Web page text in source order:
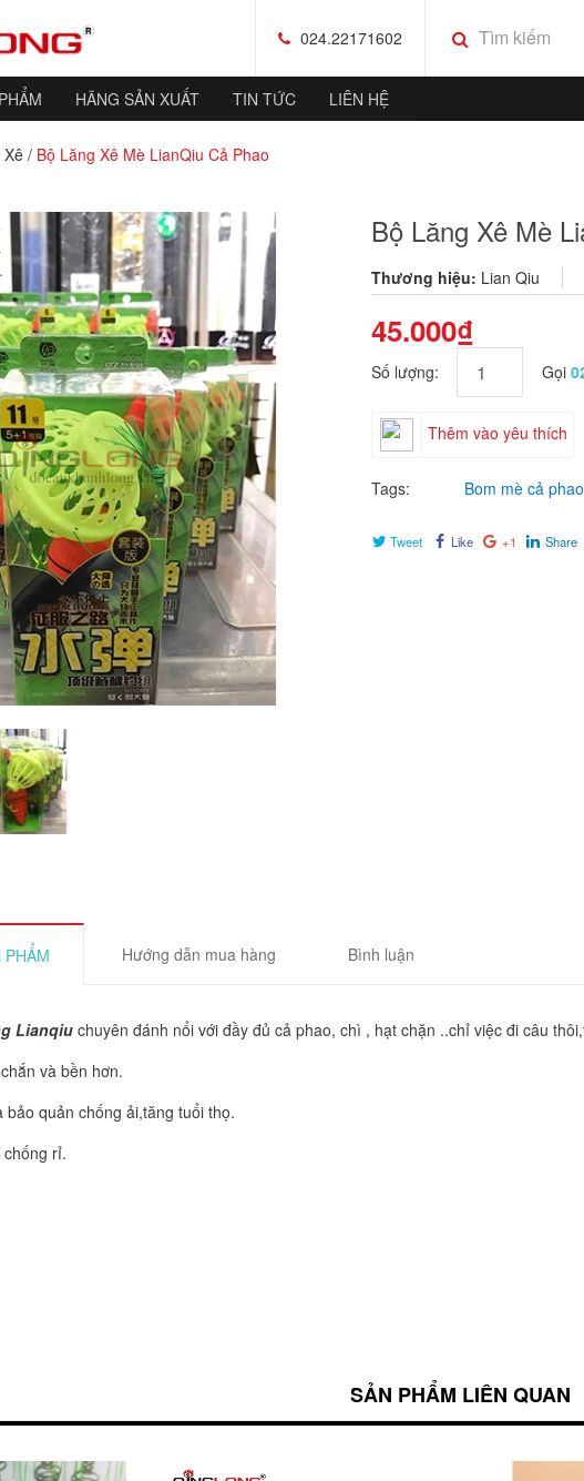
024.22171602
HÃNG SẢN XUẤT TIN TỨC LIÊN HỆ
Xê / Bộ Lăng Xê Mè LianQiu Cả Phao
Bộ Lăng Xê Mè
Thương hiệu: Lian Qiu
45.000₫
Số lượng: Gọi
Thêm vào yêu thích
Tags: Bom mè cả phao
Tweet Like +1 Share
Hướng dẫn mua hàng Bình luận
Lianqiu chuyên đánh nổi với đầy đủ cả phao, chì , hạt chặn ..chỉ việc đi câu
và bền hơn.
quản chống ải,tăng tuổi thọ.
rỉ.
SẢN PHẨM LIÊN QUAN